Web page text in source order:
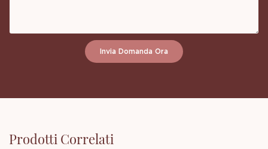
Invia Domanda Ora
Prodotti Correlati